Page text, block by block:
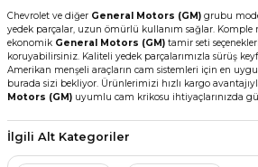
Chevrolet ve diğer General Motors (GM) grubu
yedek parçalar, uzun ömürlü kullanım sağlar.
ekonomik General Motors (GM) tamir seti
koruyabilirsiniz. Kaliteli yedek parçalarımızla sürüş
Amerikan menşeli araçların cam sistemleri için en
burada sizi bekliyor. Ürünlerimizi hızlı kargo
Motors (GM) uyumlu cam krikosu ihtiyaçlarınızda
İlgili Alt Kategoriler